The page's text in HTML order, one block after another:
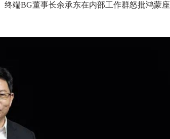
终端BG董事长余承东在内部工作群怒批鸿蒙座